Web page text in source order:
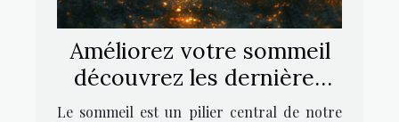
Améliorez votre sommeil
découvrez les dernières
techniques de relaxation
Le sommeil est un pilier central de notre